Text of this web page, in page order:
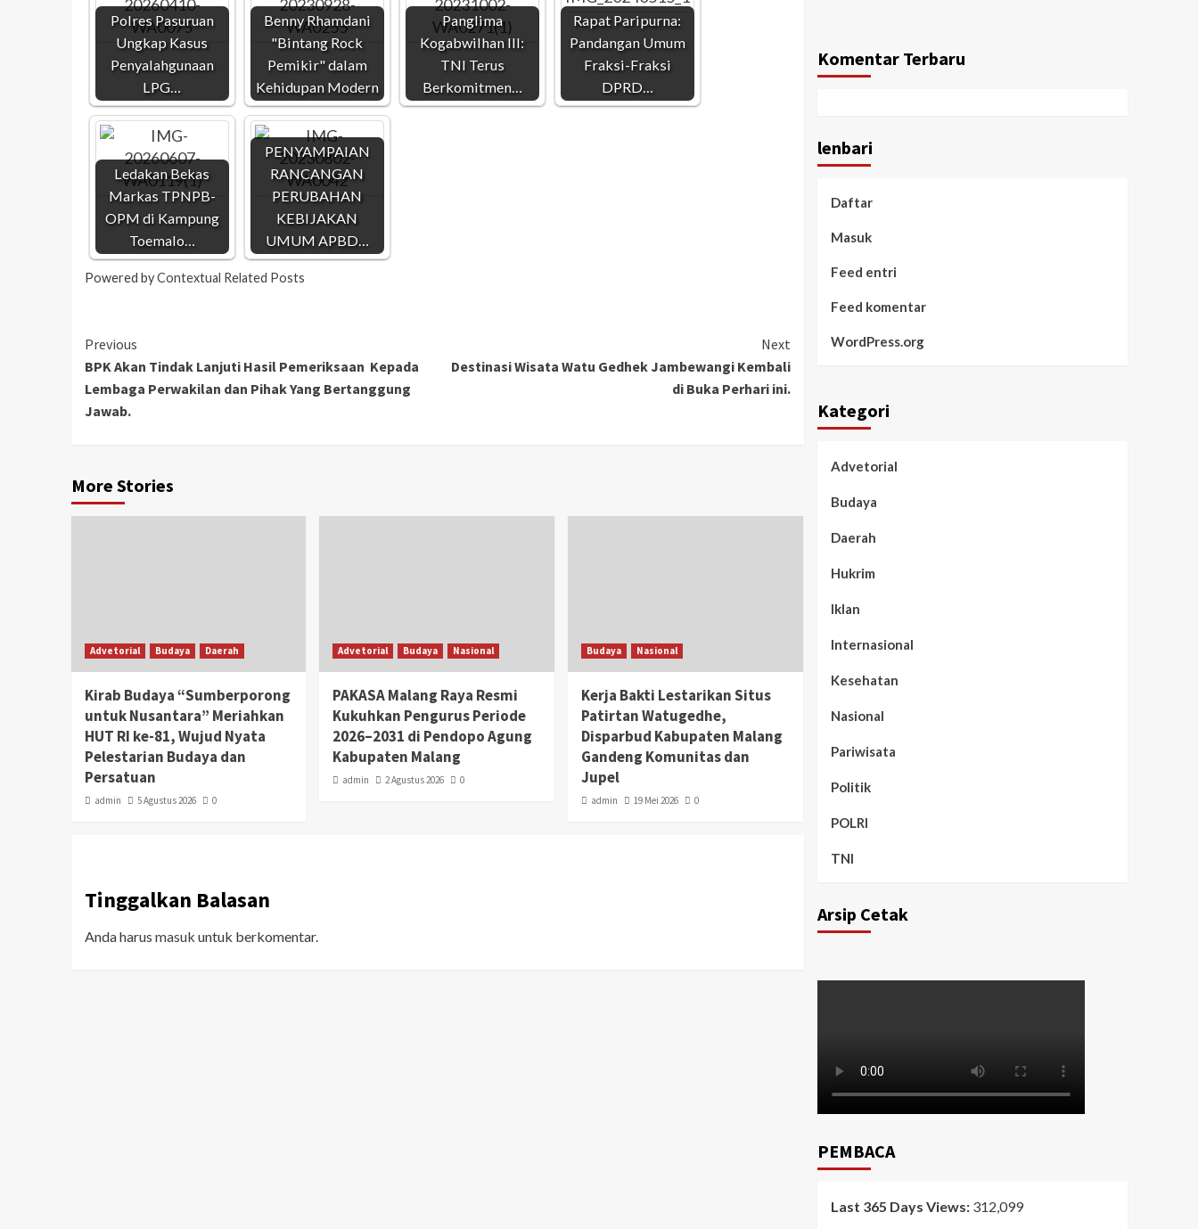
Polres Pasuruan
Ungkap Kasus
Penyalahgunaan
LPG…
Benny Rhamdani
"Bintang Rock
Pemikir" dalam
Kehidupan Modern
Panglima
Kogabwilhan III:
TNI Terus
Berkomitmen…
Rapat Paripurna:
Pandangan Umum
Fraksi-Fraksi
DPRD…
Ledakan Bekas
Markas TPNPB-
OPM di Kampung
Toemalo…
PENYAMPAIAN
RANCANGAN
PERUBAHAN
KEBIJAKAN
UMUM APBD…
Powered byContextual Related Posts
Previous
BPK Akan Tindak Lanjuti Hasil Pemeriksaan Kepada
Lembaga Perwakilan dan Pihak Yang Bertanggung
Jawab.
Next
Destinasi Wisata Watu Gedhek Jambewangi Kembali
di Buka Perhari ini.
More Stories
Advetorial Budaya Daerah
Kirab Budaya “Sumberporong
untuk Nusantara” Meriahkan
HUT RI ke-81, Wujud Nyata
Pelestarian Budaya dan
Persatuan
admin 5 Agustus 2026 0
Advetorial Budaya Nasional
PAKASA Malang Raya Resmi
Kukuhkan Pengurus Periode
2026–2031 di Pendopo Agung
Kabupaten Malang
admin 2 Agustus 2026 0
Budaya Nasional
Kerja Bakti Lestarikan Situs
Patirtan Watugedhe,
Disparbud Kabupaten Malang
Gandeng Komunitas dan
Jupel
admin 19 Mei 2026 0
Tinggalkan Balasan
Anda harus masuk untuk berkomentar.
Komentar Terbaru
lenbari
Daftar
Masuk
Feed entri
Feed komentar
WordPress.org
Kategori
Advetorial
Budaya
Daerah
Hukrim
Iklan
Internasional
Kesehatan
Nasional
Pariwisata
Politik
POLRI
TNI
Arsip Cetak
PEMBACA
Last 365 Days Views: 312,099